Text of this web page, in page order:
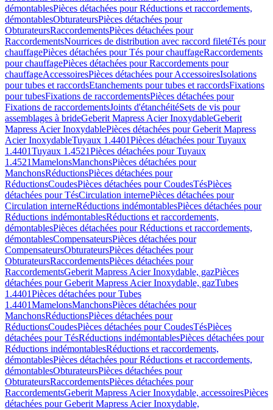
démontablesPièces détachées pour Réductions et raccordements,
démontablesObturateursPièces détachées pour
ObturateursRaccordementsPièces détachées pour
RaccordementsNourrices de distribution avec raccord filetéTés pour
chauffagePièces détachées pour Tés pour chauffageRaccordements
pour chauffagePièces détachées pour Raccordements pour
chauffageAccessoiresPièces détachées pour AccessoiresIsolations
pour tubes et raccordsEtanchements pour tubes et raccordsFixations
pour tubesFixations de raccordementsPièces détachées pour
Fixations de raccordementsJoints d'étanchéitéSets de vis pour
assemblages à brideGeberit Mapress Acier InoxydableGeberit
Mapress Acier InoxydablePièces détachées pour Geberit Mapress
Acier InoxydableTuyaux 1.4401Pièces détachées pour Tuyaux
1.4401Tuyaux 1.4521Pièces détachées pour Tuyaux
1.4521MamelonsManchonsPièces détachées pour
ManchonsRéductionsPièces détachées pour
RéductionsCoudesPièces détachées pour CoudesTésPièces
détachées pour TésCirculation internePièces détachées pour
Circulation interneRéductions indémontablesPièces détachées pour
Réductions indémontablesRéductions et raccordements,
démontablesPièces détachées pour Réductions et raccordements,
démontablesCompensateursPièces détachées pour
CompensateursObturateursPièces détachées pour
ObturateursRaccordementsPièces détachées pour
RaccordementsGeberit Mapress Acier Inoxydable, gazPièces
détachées pour Geberit Mapress Acier Inoxydable, gazTubes
1.4401Pièces détachées pour Tubes
1.4401MamelonsManchonsPièces détachées pour
ManchonsRéductionsPièces détachées pour
RéductionsCoudesPièces détachées pour CoudesTésPièces
détachées pour TésRéductions indémontablesPièces détachées pour
Réductions indémontablesRéductions et raccordements,
démontablesPièces détachées pour Réductions et raccordements,
démontablesObturateursPièces détachées pour
ObturateursRaccordementsPièces détachées pour
RaccordementsGeberit Mapress Acier Inoxydable, accessoiresPièces
détachées pour Geberit Mapress Acier Inoxydable,